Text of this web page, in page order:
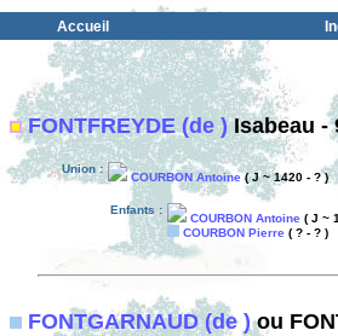
Accueil
FONTFREYDE (de )Isabeau -
Union :
COURBON Antoine( J ~ 1420 - ? )
Enfants :
COURBON Antoine ( J ~
COURBON Pierre ( ? - ? )
FONTGARNAUD (de )ou